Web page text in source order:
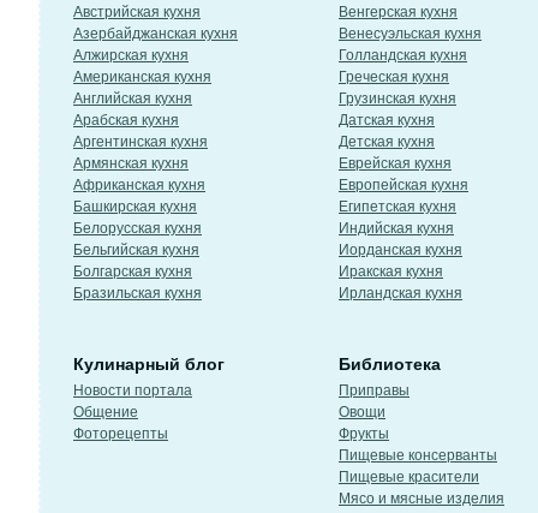
Австрийская кухня
Азербайджанская кухня
Алжирская кухня
Американская кухня
Английская кухня
Арабская кухня
Аргентинская кухня
Армянская кухня
Африканская кухня
Башкирская кухня
Белорусская кухня
Бельгийская кухня
Болгарская кухня
Бразильская кухня
Венгерская кухня
Венесуэльская кухня
Голландская кухня
Греческая кухня
Грузинская кухня
Датская кухня
Детская кухня
Еврейская кухня
Европейская кухня
Египетская кухня
Индийская кухня
Иорданская кухня
Иракская кухня
Ирландская кухня
Кулинарный блог
Новости портала
Общение
Фоторецепты
Библиотека
Приправы
Овощи
Фрукты
Пищевые консерванты
Пищевые красители
Мясо и мясные изделия